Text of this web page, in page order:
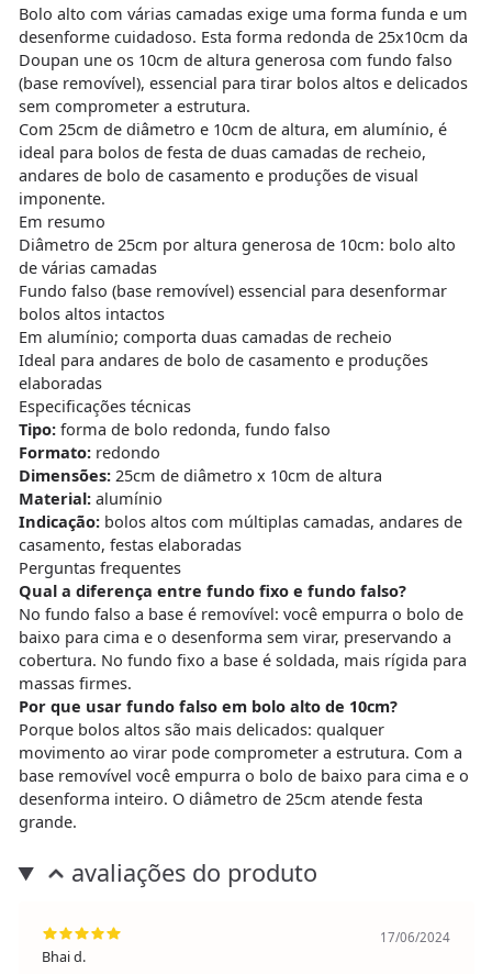
Bolo alto com várias camadas exige uma forma funda e um
desenforme cuidadoso. Esta forma redonda de 25x10cm da
Doupan une os 10cm de altura generosa com fundo falso
(base removível), essencial para tirar bolos altos e delicados
sem comprometer a estrutura.
Com 25cm de diâmetro e 10cm de altura, em alumínio, é
ideal para bolos de festa de duas camadas de recheio,
andares de bolo de casamento e produções de visual
imponente.
Em resumo
Diâmetro de 25cm por altura generosa de 10cm: bolo alto
de várias camadas
Fundo falso (base removível) essencial para desenformar
bolos altos intactos
Em alumínio; comporta duas camadas de recheio
Ideal para andares de bolo de casamento e produções
elaboradas
Especificações técnicas
Tipo:forma de bolo redonda, fundo falso
Formato:redondo
Dimensões:25cm de diâmetro x 10cm de altura
Material:alumínio
Indicação:bolos altos com múltiplas camadas, andares de
casamento, festas elaboradas
Perguntas frequentes
Qual a diferença entre fundo fixo e fundo falso?
No fundo falso a base é removível: você empurra o bolo de
baixo para cima e o desenforma sem virar, preservando a
cobertura. No fundo fixo a base é soldada, mais rígida para
massas firmes.
Por que usar fundo falso em bolo alto de 10cm?
Porque bolos altos são mais delicados: qualquer
movimento ao virar pode comprometer a estrutura. Com a
base removível você empurra o bolo de baixo para cima e o
desenforma inteiro. O diâmetro de 25cm atende festa
grande.
avaliações do produto
Bhai d.
17/06/2024